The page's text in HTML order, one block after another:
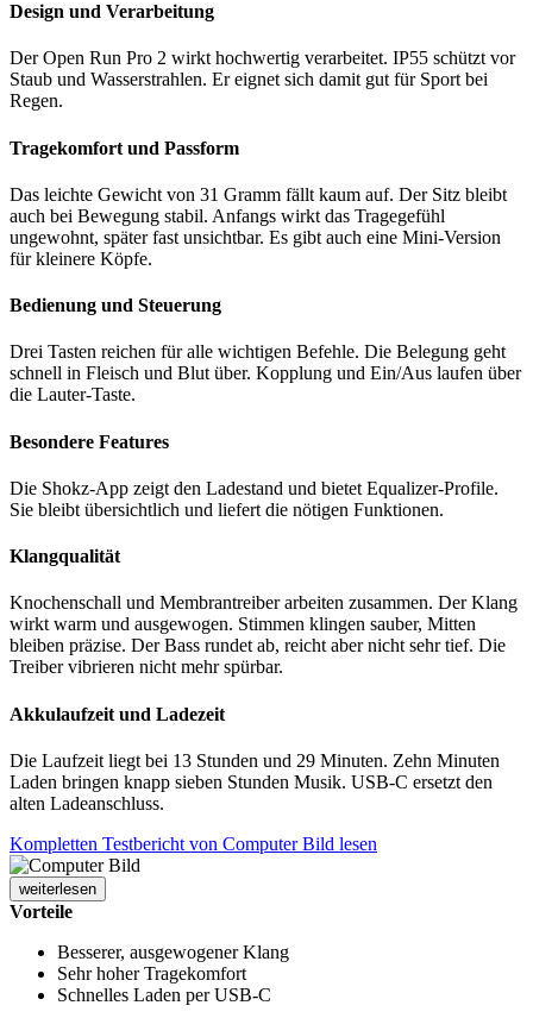
Design und Verarbeitung
Der Open Run Pro 2 wirkt hochwertig verarbeitet. IP55 schützt vor
Staub und Wasserstrahlen. Er eignet sich damit gut für Sport bei
Regen.
Tragekomfort und Passform
Das leichte Gewicht von 31 Gramm fällt kaum auf. Der Sitz bleibt
auch bei Bewegung stabil. Anfangs wirkt das Tragegefühl
ungewohnt, später fast unsichtbar. Es gibt auch eine Mini-Version
für kleinere Köpfe.
Bedienung und Steuerung
Drei Tasten reichen für alle wichtigen Befehle. Die Belegung geht
schnell in Fleisch und Blut über. Kopplung und Ein/Aus laufen über
die Lauter-Taste.
Besondere Features
Die Shokz-App zeigt den Ladestand und bietet Equalizer-Profile.
Sie bleibt übersichtlich und liefert die nötigen Funktionen.
Klangqualität
Knochenschall und Membrantreiber arbeiten zusammen. Der Klang
wirkt warm und ausgewogen. Stimmen klingen sauber, Mitten
bleiben präzise. Der Bass rundet ab, reicht aber nicht sehr tief. Die
Treiber vibrieren nicht mehr spürbar.
Akkulaufzeit und Ladezeit
Die Laufzeit liegt bei 13 Stunden und 29 Minuten. Zehn Minuten
Laden bringen knapp sieben Stunden Musik. USB-C ersetzt den
alten Ladeanschluss.
Kompletten Testbericht von Computer Bild lesen
weiterlesen
Vorteile
Besserer, ausgewogener Klang
Sehr hoher Tragekomfort
Schnelles Laden per USB-C